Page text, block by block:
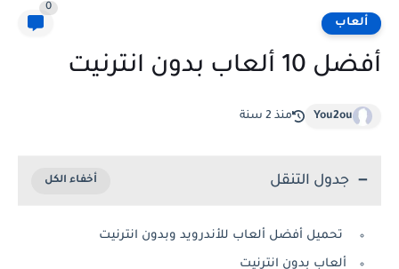
ألعاب
0
أفضل 10 ألعاب بدون انترنيت
You2ou منذ 2 سنة
جدول التنقل
تحميل أفضل ألعاب للأندرويد وبدون انترنيت
ألعاب بدون انترنيت